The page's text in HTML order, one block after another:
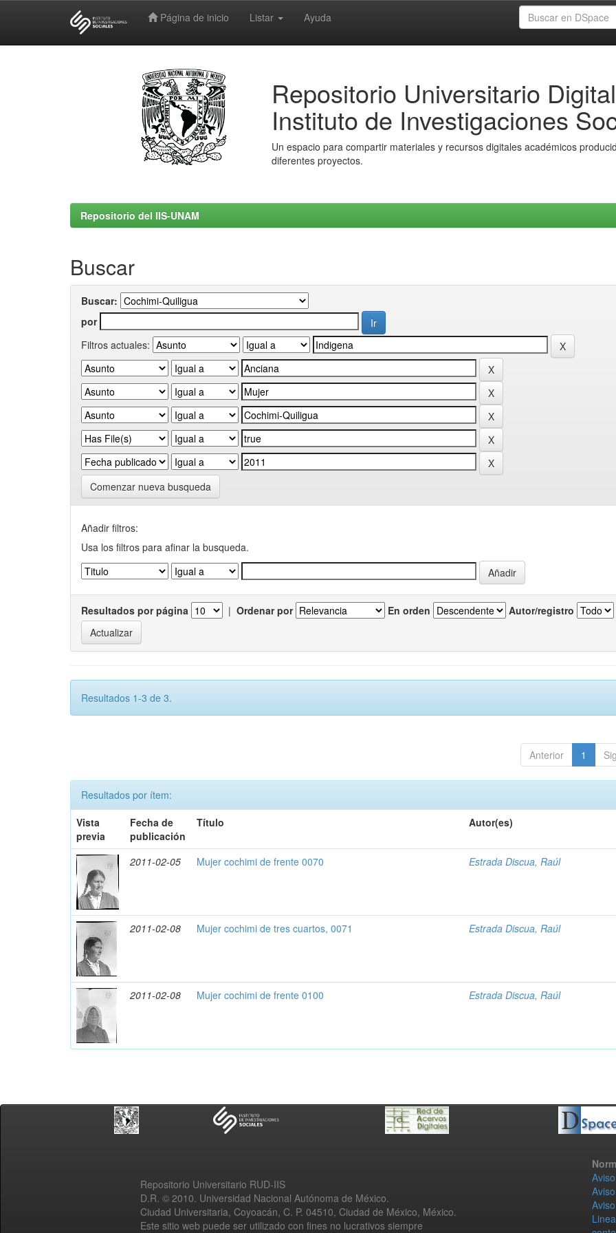
Página de inicio Listar Ayuda
Repositorio Universitario Digital
Instituto de Investigaciones
Un espacio para compartir materiales y recursos digitales académicos
diferentes proyectos.
Repositorio del IIS-UNAM
Buscar
Buscar:
por
Filtros actuales:
Comenzar nueva busqueda
Añadir filtros:
Usa los filtros para afinar la busqueda.
Resultados por página | Ordenar por En orden Autor/registro
Resultados 1-3 de 3.
Anterior 1
Resultados por ítem:
Vista
previa
Fecha de
publicación
Título Autor(es)
2011-02-05 Mujer cochimi de frente 0070 Estrada Discua, Raúl
2011-02-08 Mujer cochimi de tres cuartos, 0071 Estrada Discua, Raúl
2011-02-08 Mujer cochimi de frente 0100 Estrada Discua, Raúl
Repositorio Universitario RUD-IIS
D.R. © 2010. Universidad Nacional Autónoma de México.
Ciudad Universitaria, Coyoacán, C. P. 04510, Ciudad de México, México.
Este sitio web puede ser utilizado con fines no lucrativos siempre